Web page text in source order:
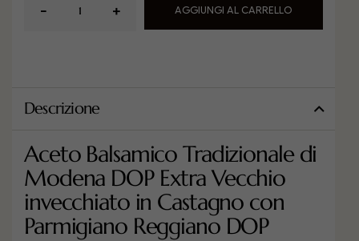
AGGIUNGI AL CARRELLO
Descrizione
Aceto Balsamico Tradizionale di
Modena DOP Extra Vecchio
invecchiato in Castagno con
Parmigiano Reggiano DOP